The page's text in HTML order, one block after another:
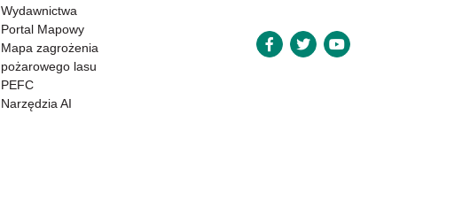
Wydawnictwa
Portal Mapowy
Mapa zagrożenia
pożarowego lasu
PEFC
Narzędzia AI